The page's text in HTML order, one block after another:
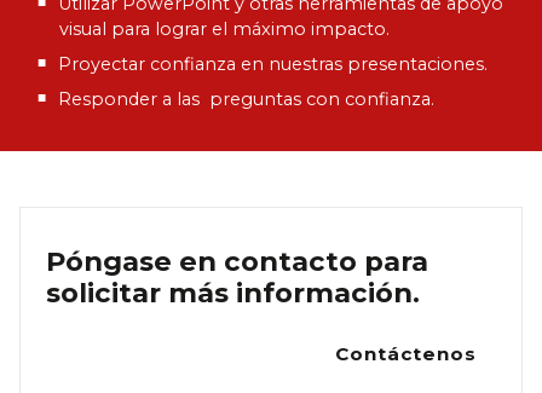
visual para lograr el máximo impacto.
Proyectar confianza en nuestras presentaciones.
Responder a las preguntas con confianza.
Póngase en contacto para
solicitar más información.
Contáctenos